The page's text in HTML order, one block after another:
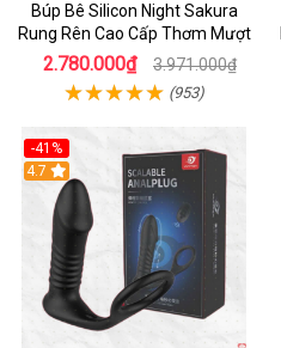
Búp Bê Silicon Night Sakura
Rung Rên Cao Cấp Thơm Mượt
2.780.000₫ 3.971.000₫
(953)
-41%
Hot
4.7